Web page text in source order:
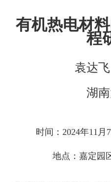
有机热电材
程
袁达
湖
时间：2024年11月
地点：嘉定园